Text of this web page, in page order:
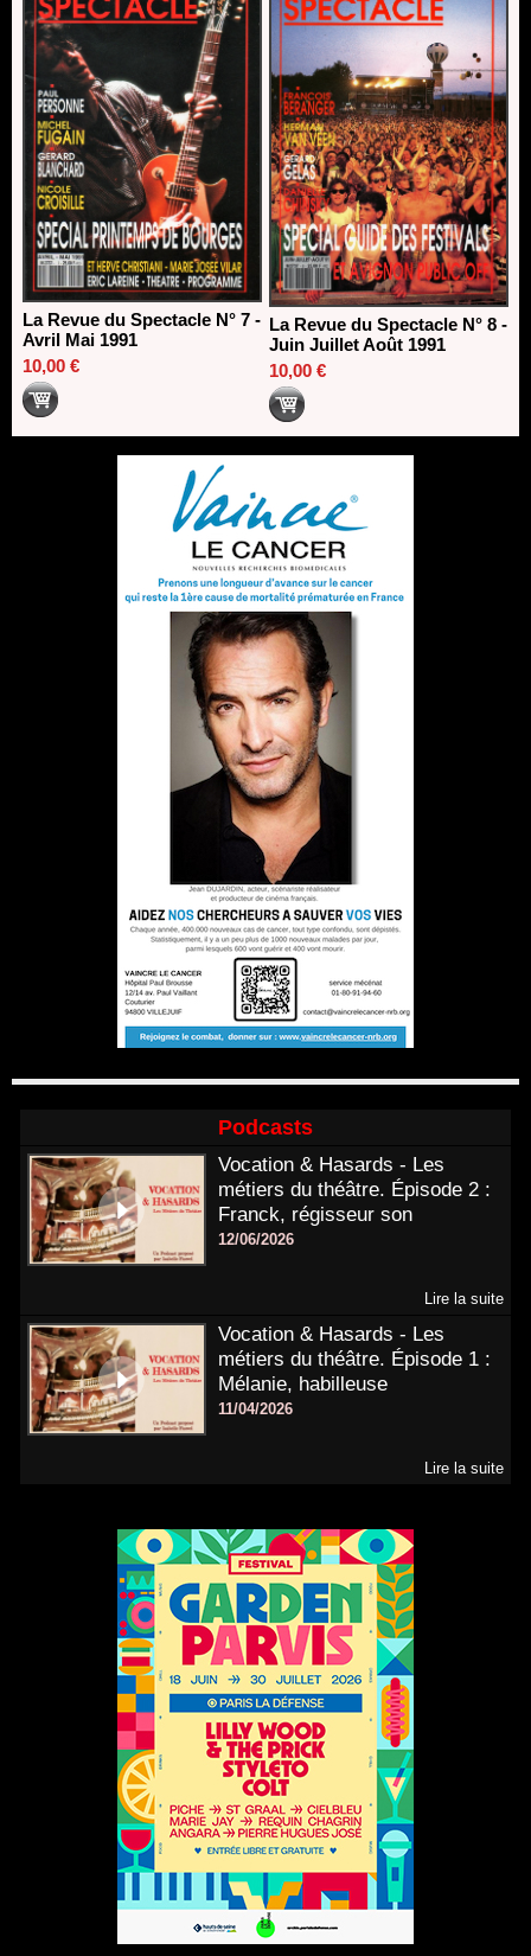
La Revue du Spectacle N° 7 -
Avril Mai 1991
10,00 €
La Revue du Spectacle N° 8 -
Juin Juillet Août 1991
10,00 €
Podcasts
Vocation & Hasards - Les
métiers du théâtre. Épisode 2 :
Franck, régisseur son
12/06/2026
Lire la suite
Vocation & Hasards - Les
métiers du théâtre. Épisode 1 :
Mélanie, habilleuse
11/04/2026
Lire la suite